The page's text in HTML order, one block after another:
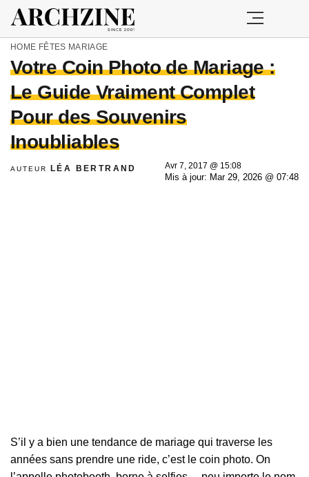
HOME FÊTES MARIAGE
Votre Coin Photo de Mariage :
Le Guide Vraiment Complet
Pour des Souvenirs
Inoubliables
AUTEUR LÉA BERTRAND
Avr 7, 2017 @ 15:08
Mis à jour: Mar 29, 2026 @ 07:48
S’il y a bien une tendance de mariage qui traverse les
années sans prendre une ride, c’est le coin photo. On